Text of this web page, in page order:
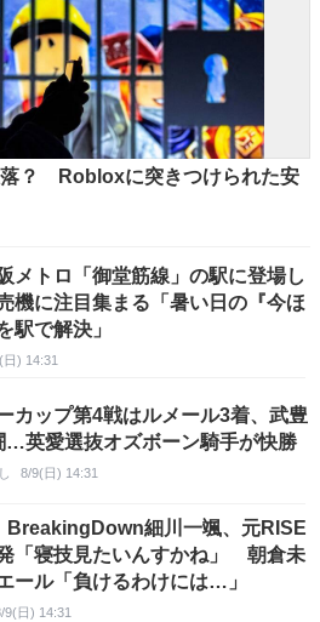
落？ Robloxに突きつけられた安
メトロ「御堂筋線」の駅に登場し
機に注目集まる「暑い日の『今ほ
駅で解決」
日) 14:31
カップ第4戦はルメール3着、武豊
…英愛選抜オズボーン騎手が快勝
8/9(日) 14:31
BreakingDown細川一颯、元RISE
「寝技見たいんすかね」 朝倉未
ール「負けるわけには…」
9(日) 14:31